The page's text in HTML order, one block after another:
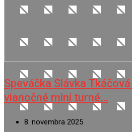
Speváčka Slávka
vianočné mini turné…
8. novembra 2025